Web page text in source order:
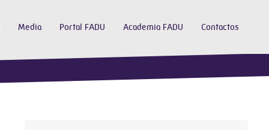
Media Portal FADU Academia FADU Contactos